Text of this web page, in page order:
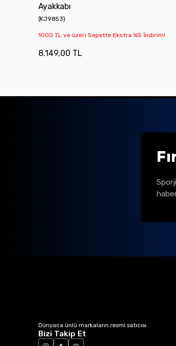
Ayakkabı
(KJ9853)
1000 TL ve üzeri Sepette Ekstra %5 İndirim!
8.149,00 TL
Dünyaca ünlü markaların resmi satıcısı.
Bizi Takip Et